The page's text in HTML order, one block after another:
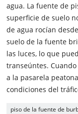
agua. La fuente de
superficie de suelo
de agua rocían
suelo de la fuente
las luces, lo que
transeúntes.
a la pasarela
condiciones del
piso de la fuente de